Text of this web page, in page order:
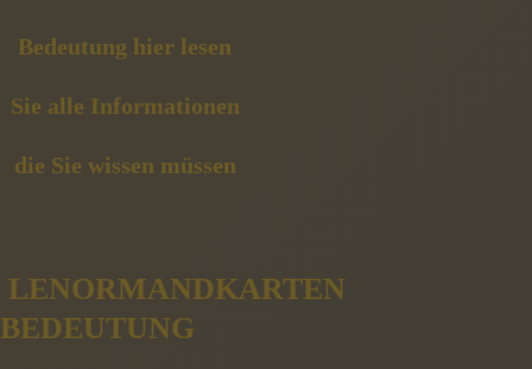
LENORMANDKARTEN
BEDEUTUNG